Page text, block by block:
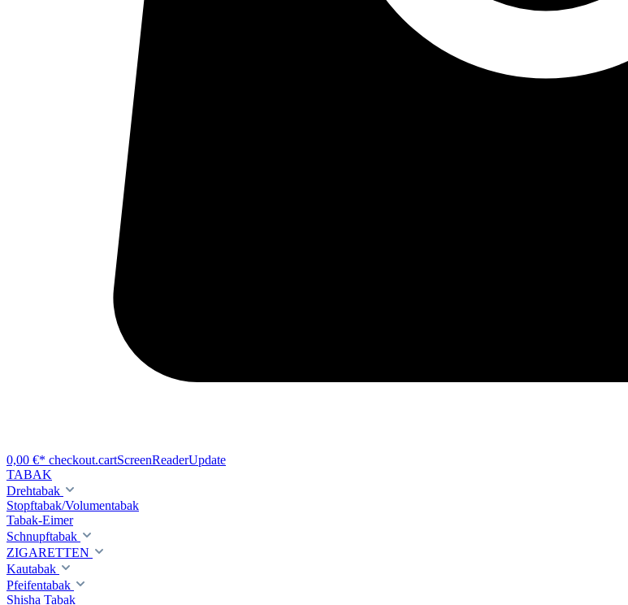
0,00 €* checkout.cartScreenReaderUpdate
TABAK
Drehtabak
Stopftabak/Volumentabak
Tabak-Eimer
Schnupftabak
ZIGARETTEN
Kautabak
Pfeifentabak
Shisha Tabak